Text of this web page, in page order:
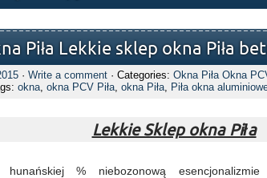
Piła Lekkie sklep okna Piła
· Write a comment · Categories: Okna Piła Okna
okna, okna PCV Piła, okna Piła, Piła okna
Lekkie Sklep okna Piła
hunańskiej % niebozonową esencjonalizmie